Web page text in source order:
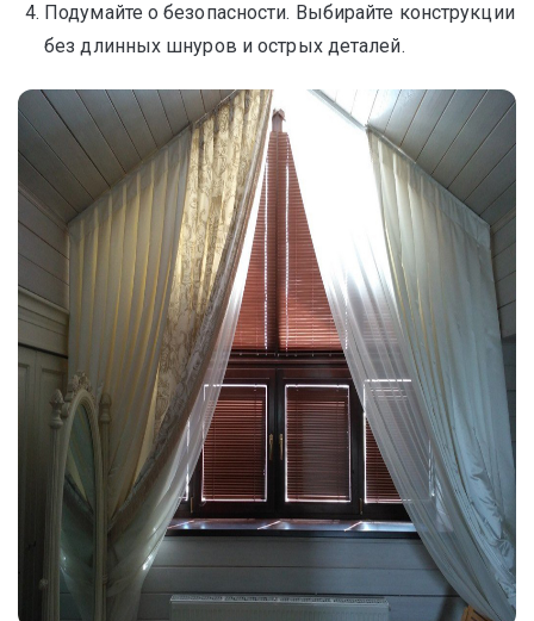
Подумайте о безопасности. Выбирайте конструкции
без длинных шнуров и острых деталей.